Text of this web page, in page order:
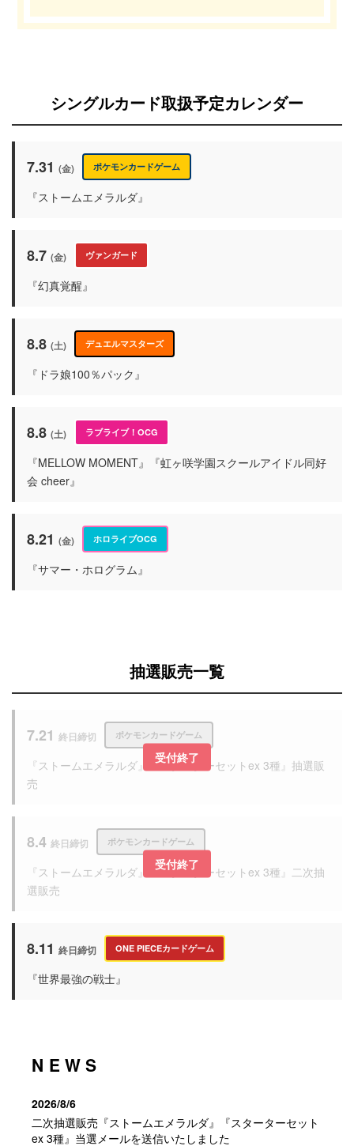
シングルカード取扱予定カレンダー
7.31 (金) ポケモンカードゲーム
『ストームエメラルダ』
8.7 (金) ヴァンガード
『幻真覚醒』
8.8 (土) デュエルマスターズ
『ドラ娘100％パック』
8.8 (土) ラブライブ！OCG
『MELLOW MOMENT』『虹ヶ咲学園スクールアイドル同好
会 cheer』
8.21 (金) ホロライブOCG
『サマー・ホログラム』
抽選販売一覧
7.21 終日締切 ポケモンカードゲーム
『ストームエメラルダ』『スターターセットex 3種』抽選販
売
8.4 終日締切 ポケモンカードゲーム
『ストームエメラルダ』『スターターセットex 3種』二次抽
選販売
8.11 終日締切 ONE PIECEカードゲーム
『世界最強の戦士』
NEWS
2026/8/6
二次抽選販売『ストームエメラルダ』『スターターセット
ex 3種』当選メールを送信いたしました